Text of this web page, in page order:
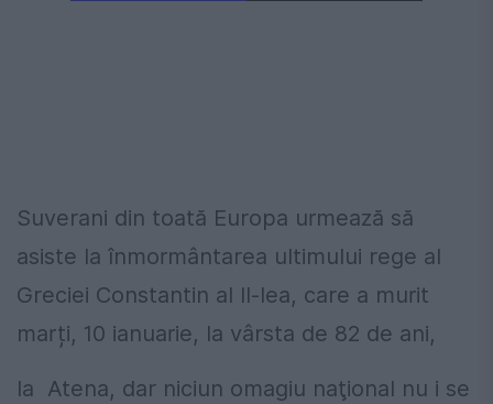
Suverani din toată Europa urmează să
asiste la înmormântarea ultimului rege al
Greciei Constantin al II-lea, care a murit
marți, 10 ianuarie, la vârsta de 82 de ani,
la Atena, dar niciun omagiu naţional nu i se